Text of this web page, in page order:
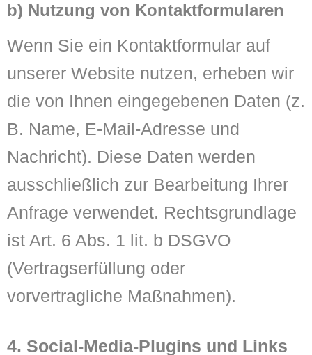
b) Nutzung von Kontaktformularen
Wenn Sie ein Kontaktformular auf
unserer Website nutzen, erheben wir
die von Ihnen eingegebenen Daten (z.
B. Name, E-Mail-Adresse und
Nachricht). Diese Daten werden
ausschließlich zur Bearbeitung Ihrer
Anfrage verwendet. Rechtsgrundlage
ist Art. 6 Abs. 1 lit. b DSGVO
(Vertragserfüllung oder
vorvertragliche Maßnahmen).
4. Social-Media-Plugins und Links